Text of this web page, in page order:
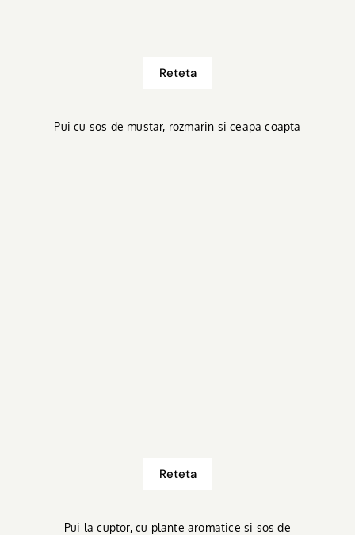
Reteta
Pui cu sos de mustar, rozmarin si ceapa coapta
Reteta
Pui la cuptor, cu plante aromatice si sos de